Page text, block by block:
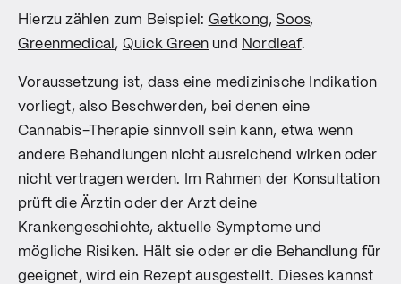
Hierzu zählen zum Beispiel: Getkong, Soos,
Greenmedical , Quick Green und Nordleaf.
Voraussetzung ist, dass eine medizinische Indikation
vorliegt, also Beschwerden, bei denen eine
Cannabis-Therapie sinnvoll sein kann, etwa wenn
andere Behandlungen nicht ausreichend wirken oder
nicht vertragen werden. Im Rahmen der Konsultation
prüft die Ärztin oder der Arzt deine
Krankengeschichte, aktuelle Symptome und
mögliche Risiken. Hält sie oder er die Behandlung für
geeignet, wird ein Rezept ausgestellt. Dieses kannst